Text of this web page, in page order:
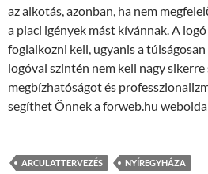
az alkotás, azonban, ha nem
a piaci igények mást kívánnak. A
foglalkozni kell, ugyanis a
logóval szintén nem kell nagy
megbízhatóságot és
segíthet Önnek a forweb.hu
ARCULATTERVEZÉS NYÍREGYHÁZA